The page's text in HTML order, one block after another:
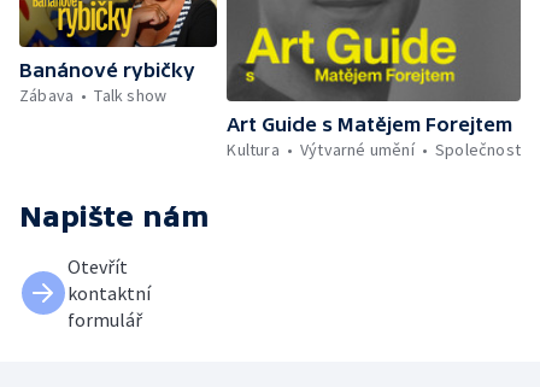
Banánové rybičky
Zábava
Talk show
Art Guide s Matějem Forejtem
Kultura
Výtvarné umění Společnost
Napište nám
Otevřít
kontaktní
formulář